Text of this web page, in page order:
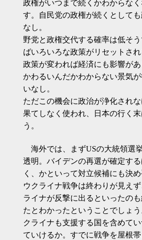
政権がいつまで続くかわからな
す。自民党の政権が続くとして
なし。
野党と政権交代する確率は低そ
ばいろいろな政策がリセットされ
政策が変われば経済にも影響が
かわるいんだかわからない景気
いなし。
ただこの機会に政治が浄化され
果てしなく使われ、日本の行く
う。
海外では、まずUSの大統領選
透明。バイデンの再選が確定す
く、かといって対立候補にも決め
ウクライナ戦争は終わりが見え
ライナが反撃に出るといったの
たとわかったということでしょ
クライナも支援する国を含めて
ていけるか。すでに戦争を屋根